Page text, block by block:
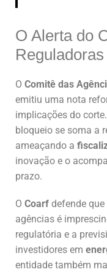
O Alerta do
O Comitê das
emitiu uma nota
implicações do
bloqueio se soma a
ameaçando a
inovação e o
prazo.
O Coarf defende que
agências é
regulatória e a
investidores em
entidade também